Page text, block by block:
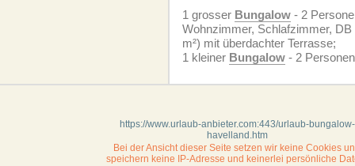
1 grosser Bungalow - 2
Wohnzimmer, Schlafzimmer,
m²) mit überdachter Terrasse;
1 kleiner Bungalow - 2
https://www.urlaub-anbieter.com:443/urlaub-bungalow-
havelland.htm
Bei der Ansicht dieser Seite setzen wir keine Cookies
speichern keine IP-Adresse und keinerlei persönliche